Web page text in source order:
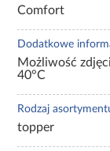
Comfort
Dodatkowe
Możliwość
40°C
Rodzaj
topper